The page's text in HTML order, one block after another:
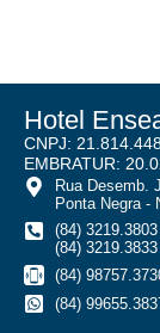
Hotel
CNPJ:
EMBRATUR:
Rua Desemb.
Ponta Negra -
(84) 3219.3803
(84) 3219.3833
(84)
(84)